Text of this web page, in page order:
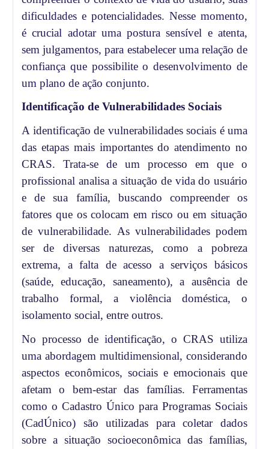
dificuldades e potencialidades. Nesse momento,
é crucial adotar uma postura sensível e atenta,
sem julgamentos, para estabelecer uma relação de
confiança que possibilite o desenvolvimento de
um plano de ação conjunto.
Identificação de Vulnerabilidades Sociais
A identificação de vulnerabilidades sociais é uma
das etapas mais importantes do atendimento no
CRAS. Trata-se de um processo em que o
profissional analisa a situação de vida do usuário
e de sua família, buscando compreender os
fatores que os colocam em risco ou em situação
de vulnerabilidade. As vulnerabilidades podem
ser de diversas naturezas, como a pobreza
extrema, a falta de acesso a serviços básicos
(saúde, educação, saneamento), a ausência de
trabalho formal, a violência doméstica, o
isolamento social, entre outros.
No processo de identificação, o CRAS utiliza
uma abordagem multidimensional, considerando
aspectos econômicos, sociais e emocionais que
afetam o bem-estar das famílias. Ferramentas
como o Cadastro Único para Programas Sociais
(CadÚnico) são utilizadas para coletar dados
sobre a situação socioeconômica das famílias,